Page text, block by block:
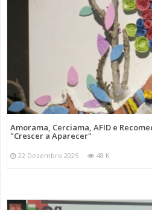
Amorama, Cerciama, AFID e
"Crescer a Aparecer"
22 Dezembro 2025 48 K